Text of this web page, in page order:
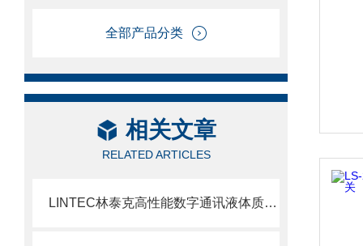
全部产品分类
相关文章
RELATED ARTICLES
LINTEC林泰克高性能数字通讯液体质量流量控制器LC-3000L